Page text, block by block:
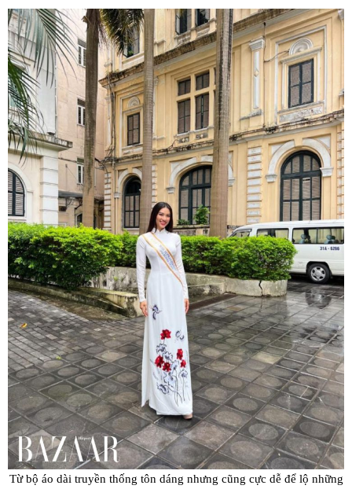
Từ bộ áo dài truyền thống tôn dáng nhưng cũng cực dễ để lộ những